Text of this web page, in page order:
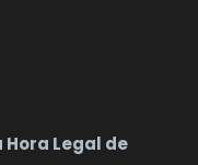
Legal de